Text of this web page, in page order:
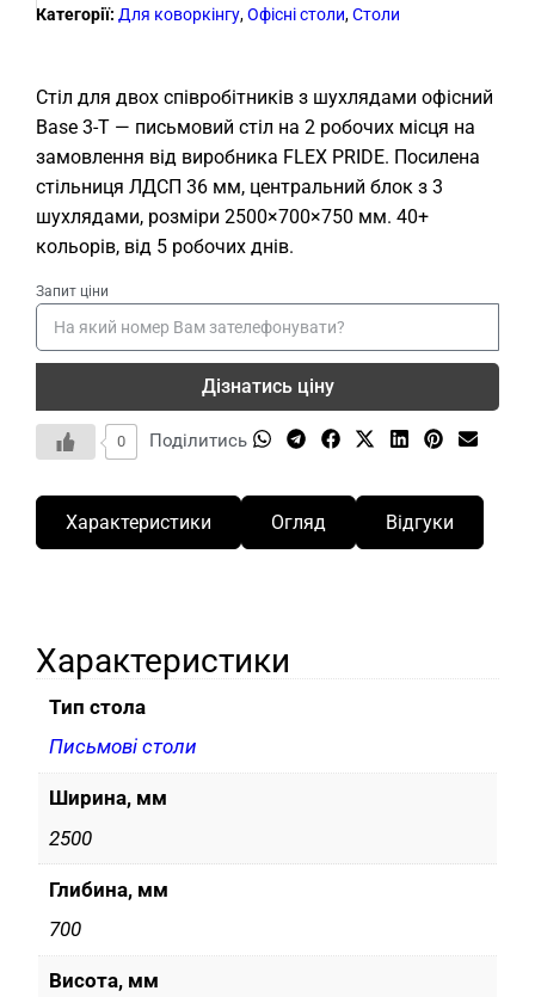
Категорії: Для коворкінгу,Офісні столи,Столи
Стіл для двох співробітників з шухлядами офісний
Base 3-T — письмовий стіл на 2 робочих місця на
замовлення від виробника FLEX PRIDE. Посилена
стільниця ЛДСП 36 мм, центральний блок з 3
шухлядами, розміри 2500×700×750 мм. 40+
кольорів, від 5 робочих днів.
Запит ціни
Дізнатись ціну
0 Поділитись
Характеристики Огляд Відгуки
Характеристики
Тип стола
Письмові столи
Ширина, мм
2500
Глибина, мм
700
Висота, мм